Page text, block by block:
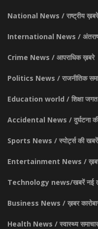
National News / राष्ट्रीय ख़बरे
International News /
Crime News / आपराधिक ख़बरे
Politics News / राजनीतिक
Education world / शिक्षा जगत
Accidental News / दुर्घटना
Sports News / स्पोर्ट्स की खबरें
Entertainment News / ख़बर
Technology news/खबरें नई
Business News / ख़बर
Health News / स्वास्थ्य समाचार